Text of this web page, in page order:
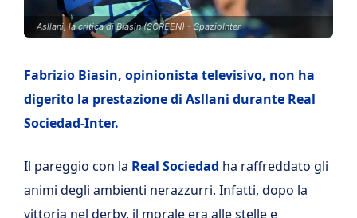
Asllani, la critica di Biasin (SCREEN) - SpazioInter
Fabrizio Biasin, opinionista televisivo, non ha
digerito la prestazione di Asllani durante Real
Sociedad-Inter.
Il pareggio con la Real Sociedad ha raffreddato gli
animi degli ambienti nerazzurri. Infatti, dopo la
vittoria nel derby, il morale era alle stelle e